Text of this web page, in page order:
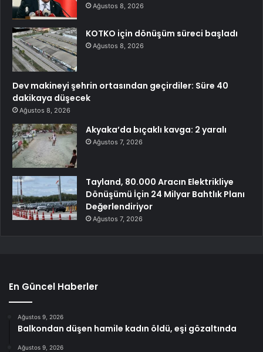
Ağustos 8, 2026
KOTKO için dönüşüm süreci başladı
Ağustos 8, 2026
Dev makineyi şehrin ortasından geçirdiler: Süre 40
dakikaya düşecek
Ağustos 8, 2026
Akyaka’da bıçaklı kavga: 2 yaralı
Ağustos 7, 2026
Tayland, 80.000 Aracın Elektrikliye
Dönüşümü İçin 24 Milyar Bahtlık Planı
Değerlendiriyor
Ağustos 7, 2026
En Güncel Haberler
Ağustos 9, 2026
Balkondan düşen hamile kadın öldü, eşi gözaltında
Ağustos 9, 2026